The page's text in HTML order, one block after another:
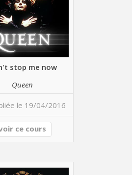
stop me now
Queen
le 19/04/2016
ce cours